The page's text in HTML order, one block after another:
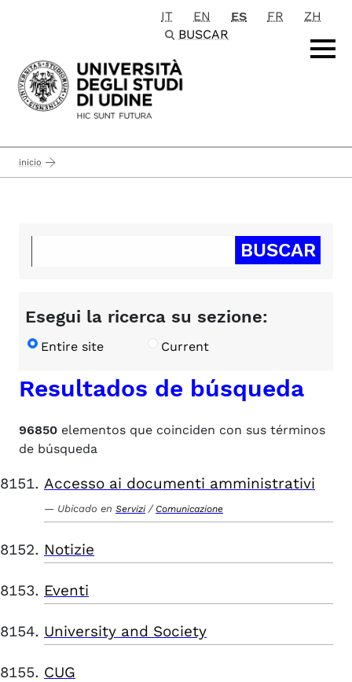
Passa al contenuto principale
IT EN ES FR
ZH
BUSCAR
inicio
Esegui la ricerca su sezione:
Entire site Current
Resultados de búsqueda
96850 elementos que coinciden con sus términos
de búsqueda
Accesso ai documenti amministrativi
Ubicado en Servizi / Comunicazione
Notizie
Eventi
University and Society
CUG